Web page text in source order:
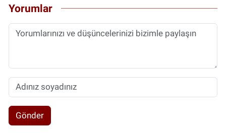
Yorumlar
Gönder